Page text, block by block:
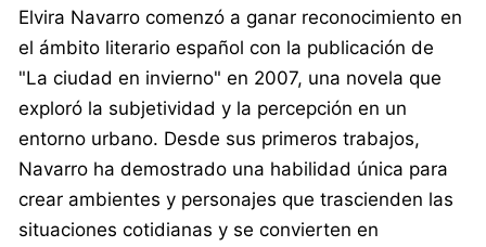
Elvira Navarro comenzó a ganar reconocimiento en
el ámbito literario español con la publicación de
"La ciudad en invierno" en 2007, una novela que
exploró la subjetividad y la percepción en un
entorno urbano. Desde sus primeros trabajos,
Navarro ha demostrado una habilidad única para
crear ambientes y personajes que trascienden las
situaciones cotidianas y se convierten en